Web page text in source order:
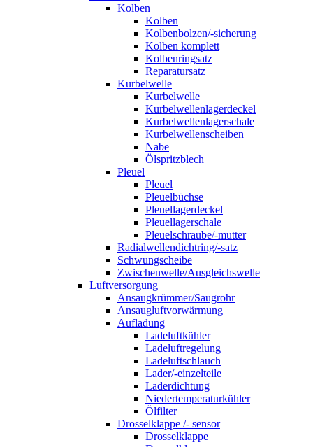
Kolben
Kolben
Kolbenbolzen/-sicherung
Kolben komplett
Kolbenringsatz
Reparatursatz
Kurbelwelle
Kurbelwelle
Kurbelwellenlagerdeckel
Kurbelwellenlagerschale
Kurbelwellenscheiben
Nabe
Ölspritzblech
Pleuel
Pleuel
Pleuelbüchse
Pleuellagerdeckel
Pleuellagerschale
Pleuelschraube/-mutter
Radialwellendichtring/-satz
Schwungscheibe
Zwischenwelle/Ausgleichswelle
Luftversorgung
Ansaugkrümmer/Saugrohr
Ansaugluftvorwärmung
Aufladung
Ladeluftkühler
Ladeluftregelung
Ladeluftschlauch
Lader/-einzelteile
Laderdichtung
Niedertemperaturkühler
Ölfilter
Drosselklappe /- sensor
Drosselklappe